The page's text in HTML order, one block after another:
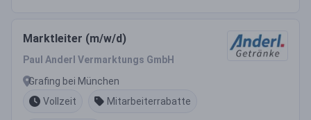
Marktleiter (m/w/d)
Paul Anderl Vermarktungs GmbH
Grafing bei München
Vollzeit
Mitarbeiterrabatte